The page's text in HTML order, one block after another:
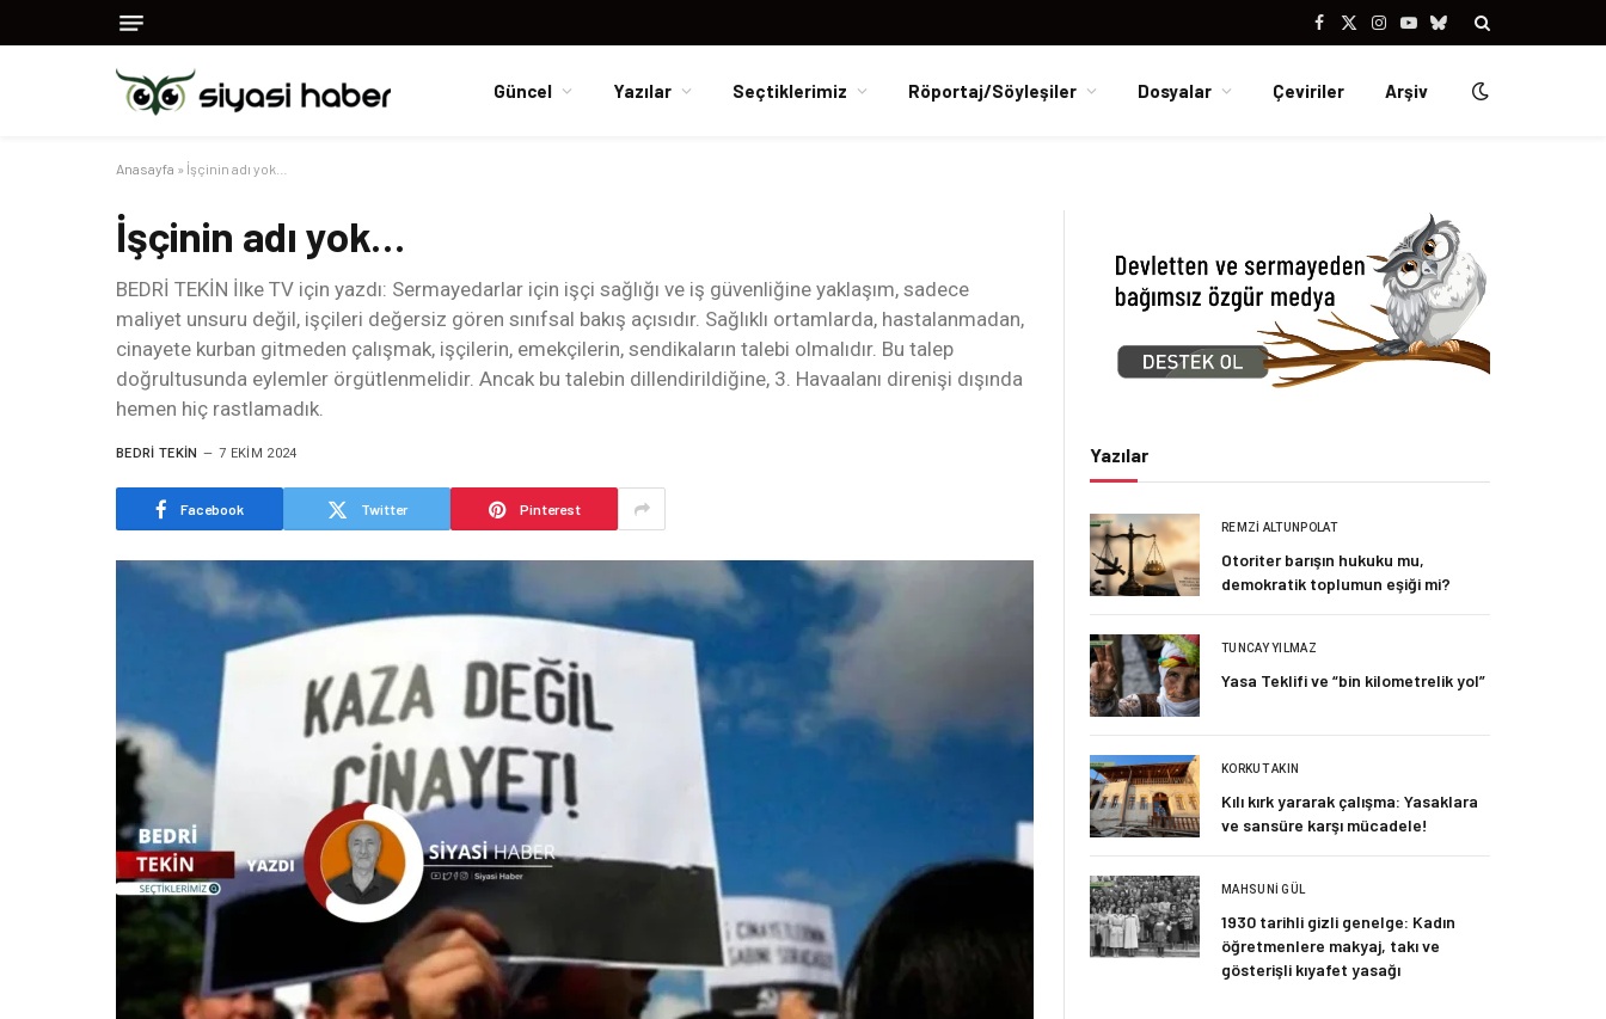
Facebook
X
Instagram
YouTubeBluesky
Güncel Yazılar Seçtiklerimiz Röportaj/Söyleşiler Dosyalar Çeviriler Arşiv
Anasayfa » İşçinin adı yok…
İşçinin adı yok…
BEDRİ TEKİN İlke TV için yazdı: Sermayedarlar için işçi sağlığı ve iş güvenliğine yaklaşım, sadece
maliyet unsuru değil, işçileri değersiz gören sınıfsal bakış açısıdır. Sağlıklı ortamlarda, hastalanmadan,
cinayete kurban gitmeden çalışmak, işçilerin, emekçilerin, sendikaların talebi olmalıdır. Bu talep
doğrultusunda eylemler örgütlenmelidir. Ancak bu talebin dillendirildiğine, 3. Havaalanı direnişi dışında
hemen hiç rastlamadık.
BEDRI TEKIN 7 EKIM 2024
Facebook Twitter Pinterest
Yazılar
REMZI ALTUNPOLAT
Otoriter barışın hukuku mu,
demokratik toplumun eşiği mi?
TUNCAY YILMAZ
Yasa Teklifi ve “bin kilometrelik yol”
KORKUT AKIN
Kılı kırk yararak çalışma: Yasaklara
ve sansüre karşı mücadele!
MAHSUNI GÜL
1930 tarihli gizli genelge: Kadın
öğretmenlere makyaj, takı ve
gösterişli kıyafet yasağı